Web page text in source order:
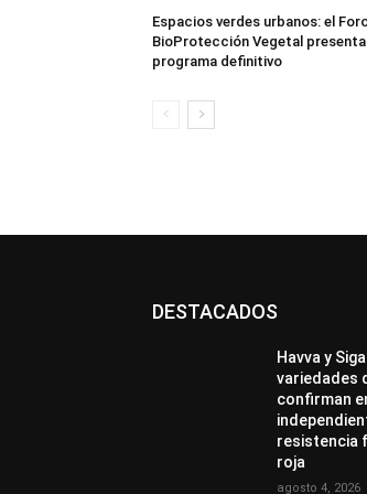
Espacios verdes urbanos: el
BioProtección Vegetal
programa definitivo
DESTACADOS
Havva y
variedades
confirman
resistencia
roja
agosto 4, 2026